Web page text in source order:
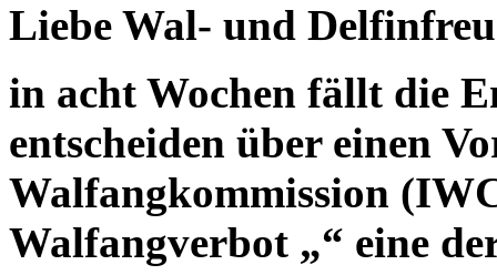
Liebe Wal- und
in acht Wochen fällt die
entscheiden über einen
Walfangkommission
Walfangverbot „“ eine